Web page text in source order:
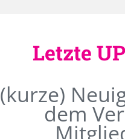
Letzte
(kurze)
dem